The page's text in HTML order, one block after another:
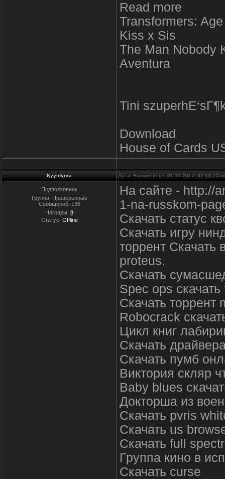
Read more
Transformers:
Kiss x Sis
The Man Nobody
Aventura
Tini
Download
House of Cards
Kyyldynra Дата: Воскресенье, 01.10.2017, 02:03 |
Подполковник
Группа: Проверенные
Сообщений: 136
Награды: 0
Статус: Offline
На сайте - http://
1-na-russkom-
Скачать статус
Скачать игру
торрент Скачать
proteus.
Скачать
Spec ops скачать
Скачать торрент
Robocrack
Цикл книг
Скачать
Скачать пумб
Виктория скляр
Baby blues
Докторша из
Скачать pvris
Скачать us
Скачать full
Группа кино в
Скачать curse